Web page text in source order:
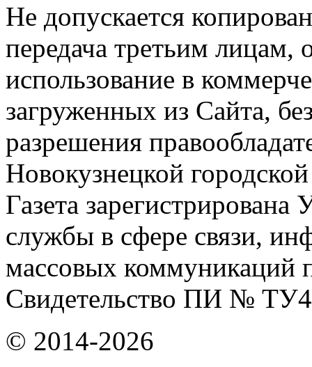
Не допускается
передача третьим лицам,
использование в
загруженных из Сайта,
разрешения
Новокузнецкой
Газета
службы в сфере связи,
массовых коммуникаций
Свидетельство ПИ №
© 2014-2026